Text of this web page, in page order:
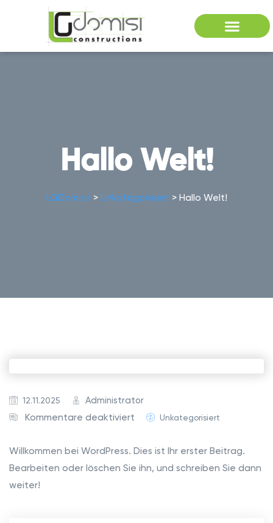
Hallo Welt!
LGDomisis > Unkategorisiert > Hallo Welt!
12.11.2025
Administrator
Kommentare deaktiviert
Unkategorisiert
Willkommen bei WordPress. Dies ist Ihr erster Beitrag.
Bearbeiten oder löschen Sie ihn, und schreiben Sie dann
weiter!